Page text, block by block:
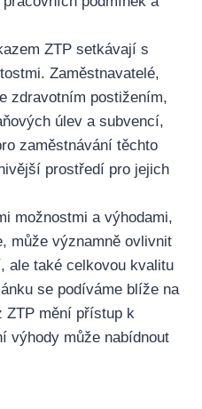
ZTP setkávají s
Zaměstnavatelé,
zdravotním postižením,
úlev a subvencí,
zaměstnávání těchto
prostředí pro jejich
možnostmi a výhodami,
může významně ovlivnit
ale také celkovou kvalitu
se podíváme blíže na
ZTP mění přístup k
výhody může nabídnout